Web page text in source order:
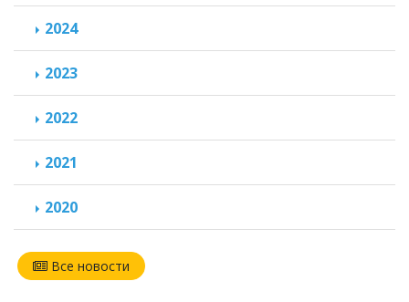
2024
2023
2022
2021
2020
Все новости